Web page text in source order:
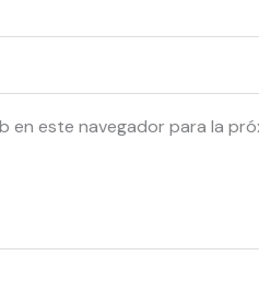
este navegador para la